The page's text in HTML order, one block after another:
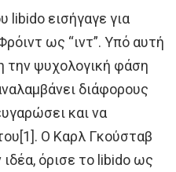
libido εισήγαγε για
ως “ιντ”. Υπό αυτή
την ψυχολογική φάση
διάφορους
και να
Ο Καρλ Γκούσταβ
ιδέα, όρισε το libido ως